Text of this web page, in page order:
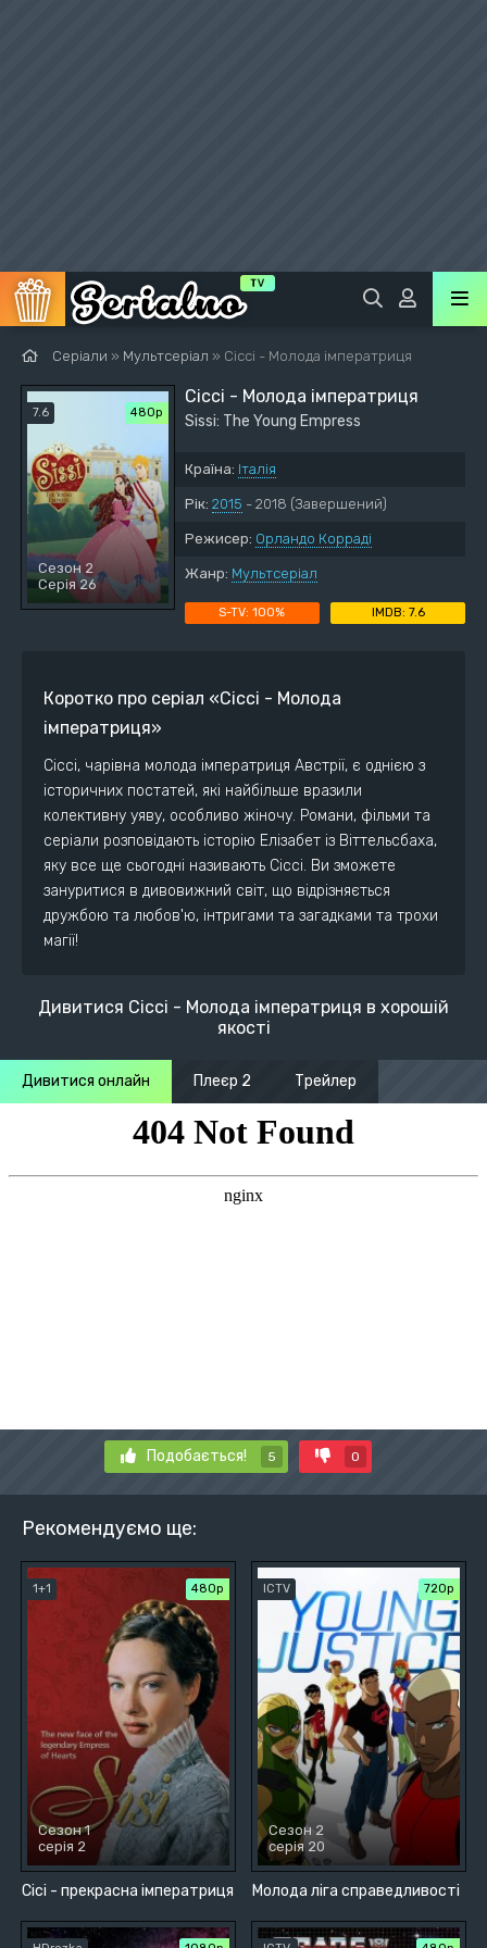
Серіали » Мультсеріал » Сіссі - Молода імператриця
7.6 480р
Сезон 2
Серія 26
Сіссі - Молода імператриця
Sissi: The Young Empress
Країна: Італія
Рік: 2015 - 2018 (Завершений)
Режисер: Орландо Корраді
Жанр: Мультсеріал
100% 7.6
Коротко про серіал «Сіссі - Молода
імператриця»
Сіссі, чарівна молода імператриця Австрії, є однією з
історичних постатей, які найбільше вразили
колективну уяву, особливо жіночу. Романи, фільми та
серіали розповідають історію Елізабет із Віттельсбаха,
яку все ще сьогодні називають Сіссі. Ви зможете
зануритися в дивовижний світ, що відрізняється
дружбою та любов'ю, інтригами та загадками та трохи
магії!
Дивитися Сіссі - Молода імператриця в хорошій
якості
Дивитися онлайн Плеєр 2 Трейлер
Подобається! 5 0
Рекомендуємо ще:
Сісі - прекрасна імператриця
1+1 480р
Сезон 1
серія 2
Молода ліга справедливості
ICTV 720р
Сезон 2
серія 20